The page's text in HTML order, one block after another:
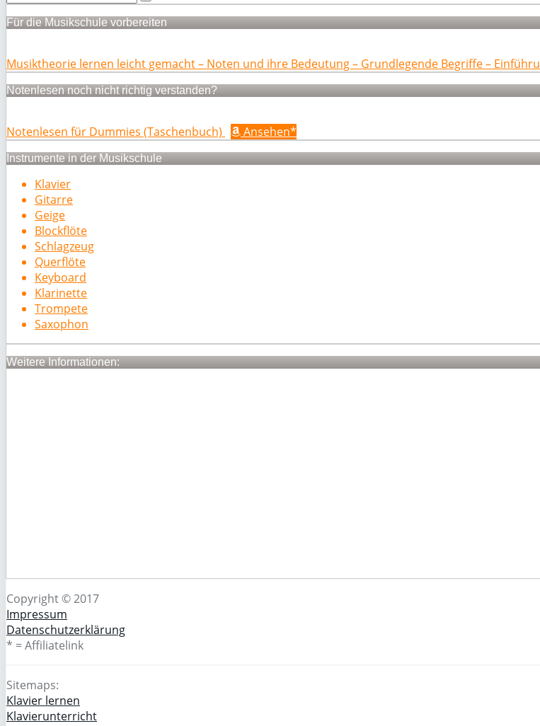
Für die Musikschule vorbereiten
Musiktheorie lernen leicht gemacht – Noten und ihre Bedeutung – Grundlegende Begriffe –
Notenlesen noch nicht richtig verstanden?
Notenlesen für Dummies (Taschenbuch) Ansehen*
Instrumente in der Musikschule
Klavier
Gitarre
Geige
Blockflöte
Schlagzeug
Querflöte
Keyboard
Klarinette
Trompete
Saxophon
Weitere Informationen:
Copyright © 2017
Impressum
Datenschutzerklärung
* = Affiliatelink
Sitemaps:
Klavier lernen
Klavierunterricht